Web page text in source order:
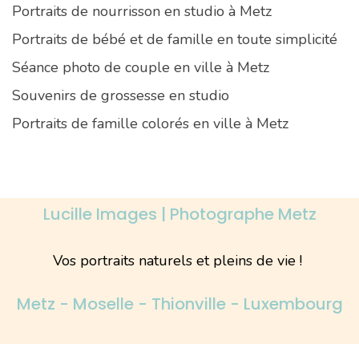
Portraits de nourrisson en studio à Metz
Portraits de bébé et de famille en toute simplicité
Séance photo de couple en ville à Metz
Souvenirs de grossesse en studio
Portraits de famille colorés en ville à Metz
Lucille Images | Photographe Metz
Vos portraits naturels et pleins de vie !
Metz - Moselle - Thionville - Luxembourg